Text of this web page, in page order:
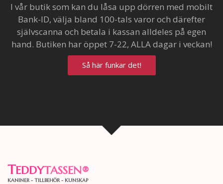
I vår butik som kan du låsa upp dörren med mobilt
Bank-ID, välja bland 100-tals varor och därefter
självscanna och betala i kassan alldeles på egen
hand. Butiken har öppet 7-22, ALLA dagar i veckan!
Så här funkar det!
TEDDYTASSEN®
KANINER - TILLBEHÖR - KUNSKAP